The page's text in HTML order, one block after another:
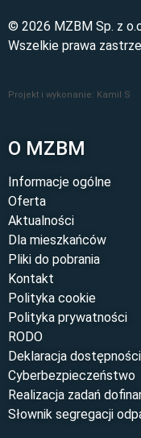
© 2026 MZBM Sp. z
Wszelkie prawa
Projekt i wykonanie: Kamil S
O MZBM
Informacje ogólne
Oferta
Aktualności
Dla mieszkańców
Pliki do pobrania
Kontakt
Polityka cookie
Polityka prywatności
RODO
Deklaracja dostępności
Cyberbezpieczeństwo
Realizacja zadań
Słownik segregacji